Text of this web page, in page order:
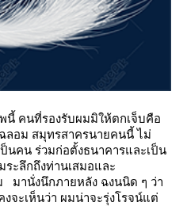
นี้ คนที่รองรับผมมิให้ตกเจ็บคือ
ลอม สมุทรสาครนายคนนี้ ไม่
ป็นคน ร่วมก่อตั้งธนาคารและเป็น
ะลึกถึงท่านเสมอและ
มานั่งนึกภายหลัง ฉงนนิด ๆ ว่า
จะเห็นว่า ผมน่าจะรุ่งโรจน์แต่